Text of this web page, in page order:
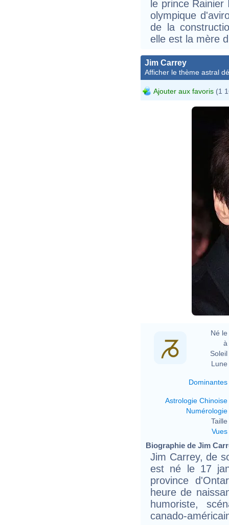
le prince
olympique
de la
elle est la mère
Jim Carrey
Afficher le thème astral
Ajouter aux favoris (1
Né le
à
Soleil
Lune
Dominantes
Astrologie Chinoise
Numérologie
Taille
Vues
Biographie de Jim
Jim Carrey, de
est né le 17
province
heure de
humoriste,
canado-